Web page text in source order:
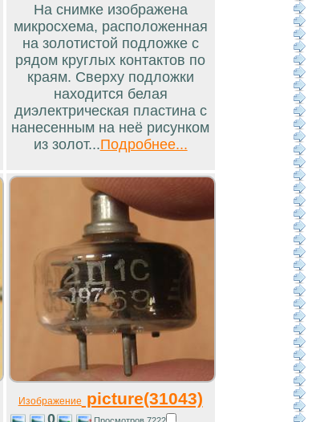
На снимке изображена
микросхема, расположенная
на золотистой подложке с
рядом круглых контактов по
краям. Сверху подложки
находится белая
диэлектрическая пластина с
нанесенным на неё рисунком
из золот...Подробнее...
Изображение picture(31043)
0